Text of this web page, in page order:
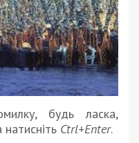
будь ласка,
Ctrl+Enter.